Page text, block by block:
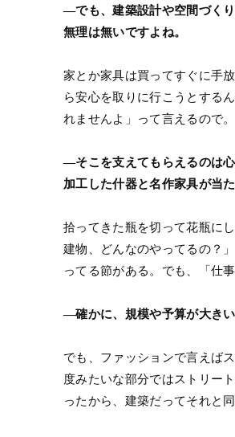
―でも、建築設計や空間づく
無理は無いですよね。
家とか家具は買ってすぐに手
ら安心を取りに行こうとする
れませんよ」って言えるので。
―そこを支えてもらえるのは
加工した什器と名作家具が当
拾ってきた瓶を切って花瓶に
建物、どんなのやってるの？
ってる節がある。でも、「仕
―確かに、規模や予算が大き
でも、ファッションで言えば
度みたいな部分ではストリー
ったから、建築だってそれと